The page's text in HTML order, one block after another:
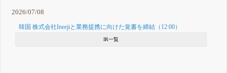
2026/07/08
韓国 株式会社Ineejiと業務提携に向けた覚書を締結（12:00）
IR一覧